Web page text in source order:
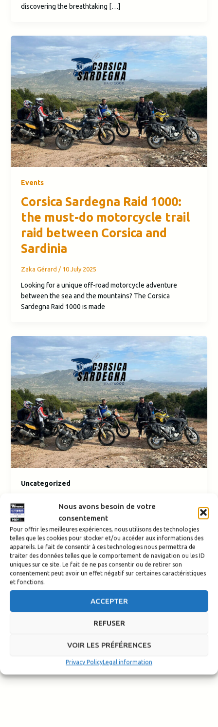
Nous avons besoin de votre
consentement
Pour offrir les meilleures expériences, nous utilisons des technologies
telles que les cookies pour stocker et/ou accéder aux informations des
appareils. Le fait de consentir à ces technologies nous permettra de
traiter des données telles que le comportement de navigation ou les ID
uniques sur ce site. Le fait de ne pas consentir ou de retirer son
consentement peut avoir un effet négatif sur certaines caractéristiques
et fonctions.
ACCEPTER
REFUSER
VOIR LES PRÉFÉRENCES
Privacy PolicyLegal information
discovering the breathtaking […]
Events
Corsica Sardegna Raid 1000:
the must-do motorcycle trail
raid between Corsica and
Sardinia
Zaka Gérard / 10 July 2025
Looking for a unique off-road motorcycle adventure
between the sea and the mountains? The Corsica
Sardegna Raid 1000 is made
Uncategorized
Corsica Sardegna Raid 1000:
the must-do motorcycle trail
raid between Corsica and
Sardinia
Redaction-TSE 27 June 2025
Envie d’un raid moto tout-terrain unique entre mer et